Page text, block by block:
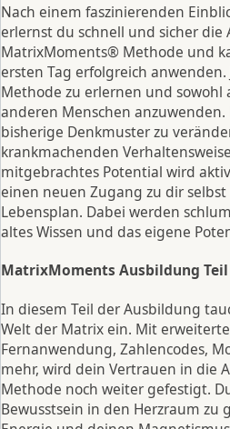
Nach einem faszinierenden
erlernst du schnell und sicher
MatrixMoments® Methode und
ersten Tag erfolgreich
Methode zu erlernen und sowohl
anderen Menschen anzuwenden.
bisherige Denkmuster zu
krankmachenden
mitgebrachtes Potential wird
einen neuen Zugang zu dir
Lebensplan. Dabei werden
altes Wissen und das eigene
MatrixMoments Ausbildung
In diesem Teil der Ausbildung
Welt der Matrix ein. Mit
Fernanwendung, Zahlencodes,
mehr, wird dein Vertrauen in die
Methode noch weiter gefestigt.
Bewusstsein in den Herzraum zu